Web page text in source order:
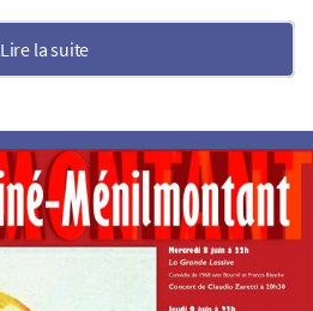
Lire la suite